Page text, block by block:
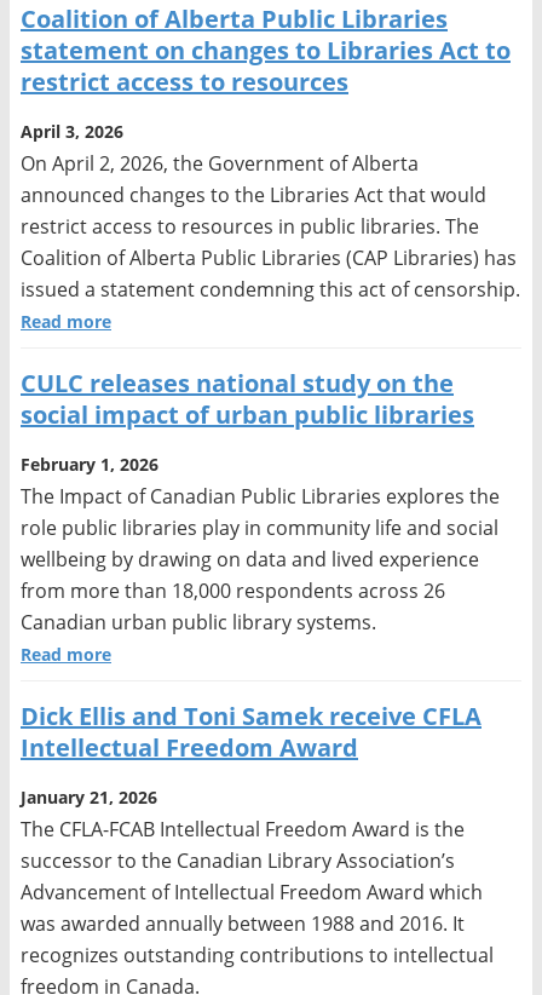
Coalition of Alberta Public Libraries
statement on changes to Libraries Act to
restrict access to resources
April 3, 2026
On April 2, 2026, the Government of Alberta
announced changes to the Libraries Act that would
restrict access to resources in public libraries. The
Coalition of Alberta Public Libraries (CAP Libraries) has
issued a statement condemning this act of censorship.
Read more
CULC releases national study on the
social impact of urban public libraries
February 1, 2026
The Impact of Canadian Public Libraries explores the
role public libraries play in community life and social
wellbeing by drawing on data and lived experience
from more than 18,000 respondents across 26
Canadian urban public library systems.
Read more
Dick Ellis and Toni Samek receive CFLA
Intellectual Freedom Award
January 21, 2026
The CFLA-FCAB Intellectual Freedom Award is the
successor to the Canadian Library Association’s
Advancement of Intellectual Freedom Award which
was awarded annually between 1988 and 2016. It
recognizes outstanding contributions to intellectual
freedom in Canada.